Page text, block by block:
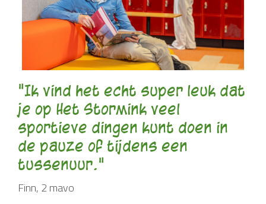
"Ik vind het echt super leuk dat
je op Het Stormink veel
sportieve dingen kunt doen in
de pauze of tijdens een
tussenuur."
Finn, 2 mavo